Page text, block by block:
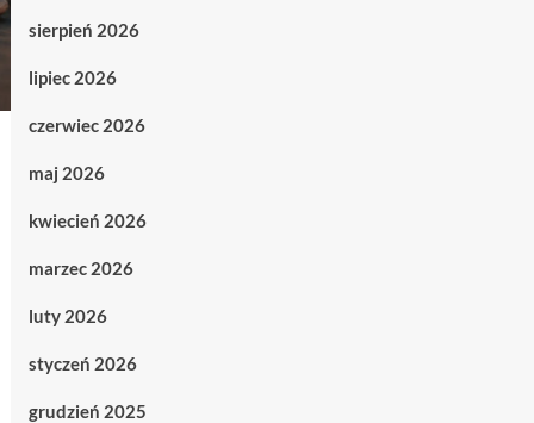
sierpień 2026
lipiec 2026
czerwiec 2026
maj 2026
kwiecień 2026
marzec 2026
luty 2026
styczeń 2026
grudzień 2025